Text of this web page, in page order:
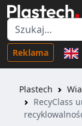
Reklama
Plastech
RecyClass